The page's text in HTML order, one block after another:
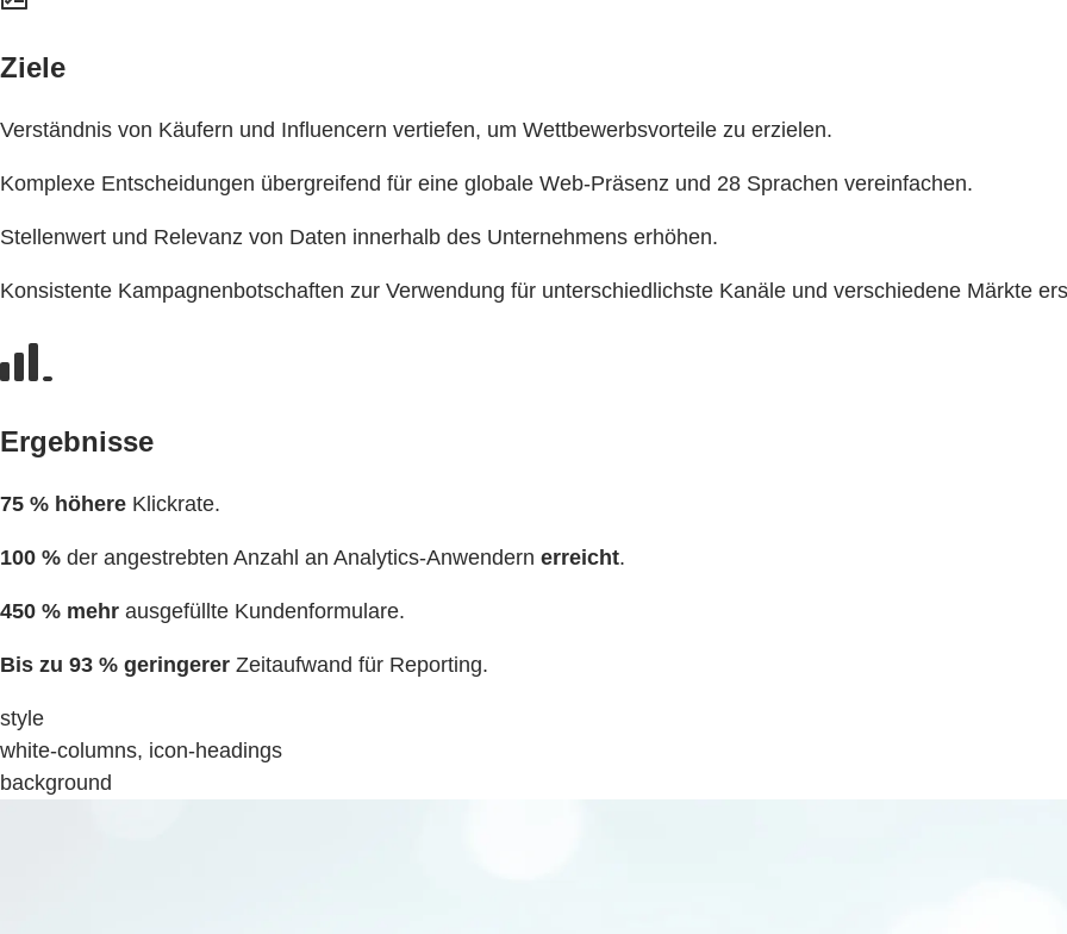
Ziele
Verständnis von Käufern und Influencern vertiefen, um Wettbewerbsvorteile zu erzielen.
Komplexe Entscheidungen übergreifend für eine globale Web-Präsenz und 28 Sprachen vereinfachen.
Stellenwert und Relevanz von Daten innerhalb des Unternehmens erhöhen.
Konsistente Kampagnenbotschaften zur Verwendung für unterschiedlichste Kanäle und verschiedene Märkte
Ergebnisse
75 % höhere Klickrate.
100 % der angestrebten Anzahl an Analytics-Anwendern erreicht.
450 % mehr ausgefüllte Kundenformulare.
Bis zu 93 % geringerer Zeitaufwand für Reporting.
style
white-columns, icon-headings
background